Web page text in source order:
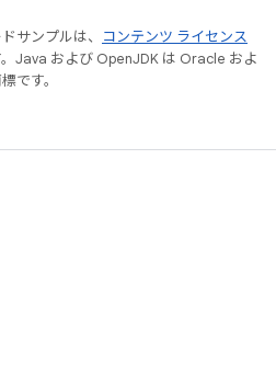
サンプルは、
コンテンツ ライセンス
Java および OpenJDK は Oracle およ
です。